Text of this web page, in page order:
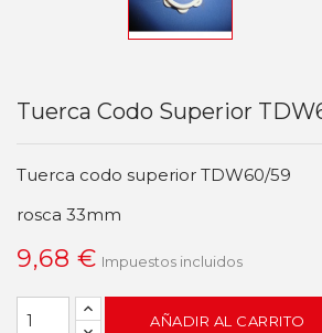
Tuerca Codo Superior
Tuerca codo superior TDW60/59
rosca 33mm
9,68 € Impuestos incluidos
AÑADIR AL CARRITO